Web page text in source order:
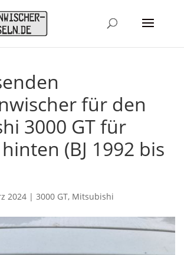
für den
3000 GT für
(BJ 1992 bis
2024 | 3000 GT, Mitsubishi